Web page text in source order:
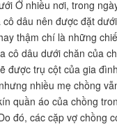
Ở nhiều nơi, trong
dâu nên được đặt
thậm chí là những
cô dâu dưới chăn của
được trụ cột của gia
nhiều mẹ chồng
quần áo của chồng
đó, các cặp vợ chồng